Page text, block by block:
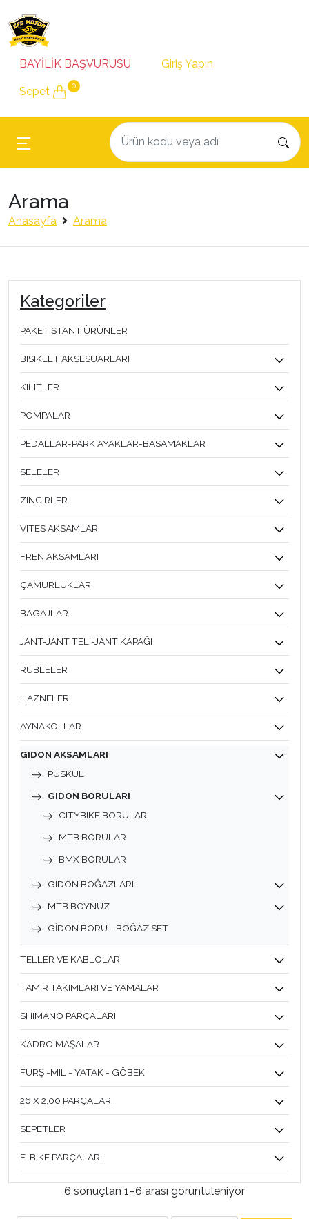
BAYİLİK BAŞVURUSU Giriş Yapın
Sepet 0
Arama
Anasayfa Arama
Kategoriler
PAKET STANT ÜRÜNLER
BISIKLET AKSESUARLARI
KILITLER
POMPALAR
PEDALLAR-PARK AYAKLAR-BASAMAKLAR
SELELER
ZINCIRLER
VITES AKSAMLARI
FREN AKSAMLARI
ÇAMURLUKLAR
BAGAJLAR
JANT-JANT TELI-JANT KAPAĞI
RUBLELER
HAZNELER
AYNAKOLLAR
GIDON AKSAMLARI
PÜSKÜL
GIDON BORULARI
CITYBIKE BORULAR
MTB BORULAR
BMX BORULAR
GIDON BOĞAZLARI
MTB BOYNUZ
GİDON BORU - BOĞAZ SET
TELLER VE KABLOLAR
TAMIR TAKIMLARI VE YAMALAR
SHIMANO PARÇALARI
KADRO MAŞALAR
FURŞ -MIL - YATAK - GÖBEK
26 X 2.00 PARÇALARI
SEPETLER
E-BIKE PARÇALARI
6 sonuçtan 1–6 arası görüntüleniyor